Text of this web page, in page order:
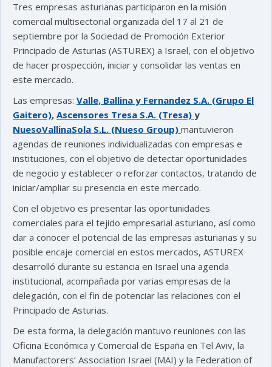
Tres empresas asturianas participaron en la misión
comercial multisectorial organizada del 17 al 21 de
septiembre por la Sociedad de Promoción Exterior
Principado de Asturias (ASTUREX) a Israel, con el objetivo
de hacer prospección, iniciar y consolidar las ventas en
este mercado.
Las empresas: Valle, Ballina y Fernandez S.A. (Grupo El
Gaitero), Ascensores Tresa S.A. (Tresa) y
NuesoVallinaSola S.L. (Nueso Group) mantuvieron
agendas de reuniones individualizadas con empresas e
instituciones, con el objetivo de detectar oportunidades
de negocio y establecer o reforzar contactos, tratando de
iniciar/ampliar su presencia en este mercado.
Con el objetivo es presentar las oportunidades
comerciales para el tejido empresarial asturiano, así como
dar a conocer el potencial de las empresas asturianas y su
posible encaje comercial en estos mercados, ASTUREX
desarrolló durante su estancia en Israel una agenda
institucional, acompañada por varias empresas de la
delegación, con el fin de potenciar las relaciones con el
Principado de Asturias.
De esta forma, la delegación mantuvo reuniones con las
Oficina Económica y Comercial de España en Tel Aviv, la
Manufactorers’ Association Israel (MAI) y la Federation of